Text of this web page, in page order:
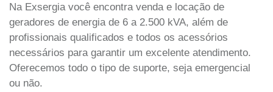
Na Exsergia você encontra venda e locação de
geradores de energia de 6 a 2.500 kVA, além de
profissionais qualificados e todos os acessórios
necessários para garantir um excelente atendimento.
Oferecemos todo o tipo de suporte, seja emergencial
ou não.